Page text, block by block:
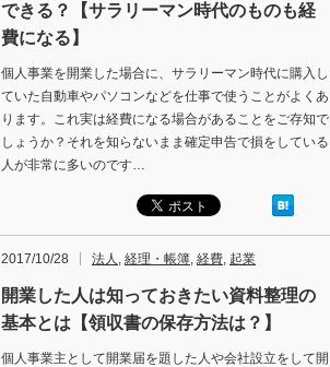
できる？【サラリーマン時代のものも経
費になる】
個人事業を開業した場合に、サラリーマン時代に購入し
ていた自動車やパソコンなどを仕事で使うことがよくあ
ります。これ実は経費になる場合があることをご存知で
しょうか？それを知らないまま確定申告で損をしている
人が非常に多いのです…
2017/10/28 法人 , 経理・帳簿, 経費, 起業
開業した人は知っておきたい資料整理の
基本とは【領収書の保存方法は？】
個人事業主として開業届を題した人や会社設立をして開